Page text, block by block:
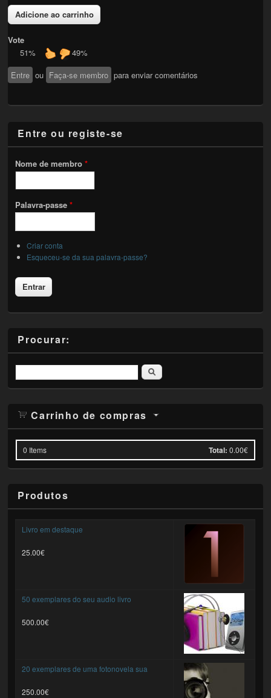
Vote
51%
49%
Entre ou Faça-se membro para enviar comentários
Entre ou registe-se
Nome de membro*
Palavra-passe*
Criar conta
Esqueceu-se da sua palavra-passe?
Procurar:
Pesquisar
Carrinho de compras
0 Items Total: 0.00€
Produtos
Livro em destaque
25.00€
50 exemplares do seu audio livro
500.00€
20 exemplares de uma fotonovela sua
250.00€